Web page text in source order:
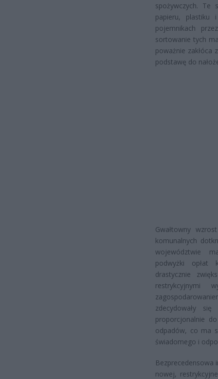
spożywczych. Te
papieru, plastiku
pojemnikach
sortowanie tych
poważnie zakłóca
podstawę do
Gwałtowny
komunalnych
województwie
podwyżki opłat
drastycznie
restrykcyjnymi
zdecydowały
proporcjonalnie
odpadów, co ma
świadomego i
Bezprecedensowa
nowej,